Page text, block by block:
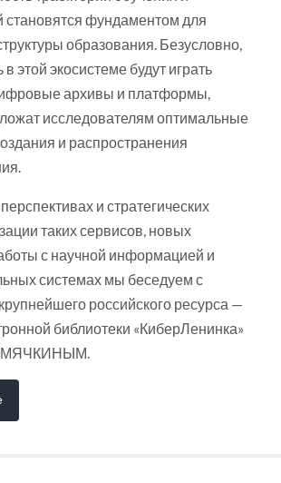
становятся фундаментом для
образования. Безусловно,
этой экосистеме будут играть
архивы и платформы,
исследователям оптимальные
и распространения
и стратегических
таких сервисов, новых
с научной информацией и
системах мы беседуем с
российского ресурса —
библиотеки «КиберЛенинка»